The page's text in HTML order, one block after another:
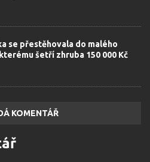
se přestěhovala do malého
šetří zhruba 150 000 Kč
KOMENTÁŘ